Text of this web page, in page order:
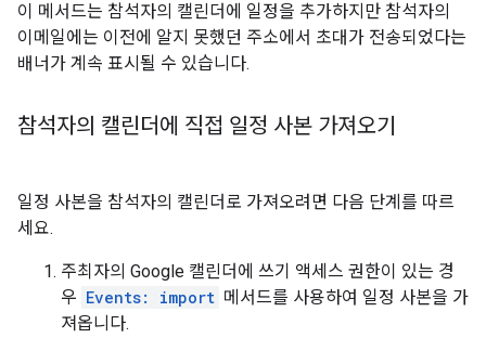
이 메서드는 참석자의 캘린더에 일정을 추가하지만 참석자의
이메일에는 이전에 알지 못했던 주소에서 초대가 전송되었다는
배너가 계속 표시될 수 있습니다.
참석자의 캘린더에 직접 일정 사본 가져오기
일정 사본을 참석자의 캘린더로 가져오려면 다음 단계를 따르
세요.
주최자의 Google 캘린더에 쓰기 액세스 권한이 있는 경
우 Events: import 메서드를 사용하여 일정 사본을 가
져옵니다.